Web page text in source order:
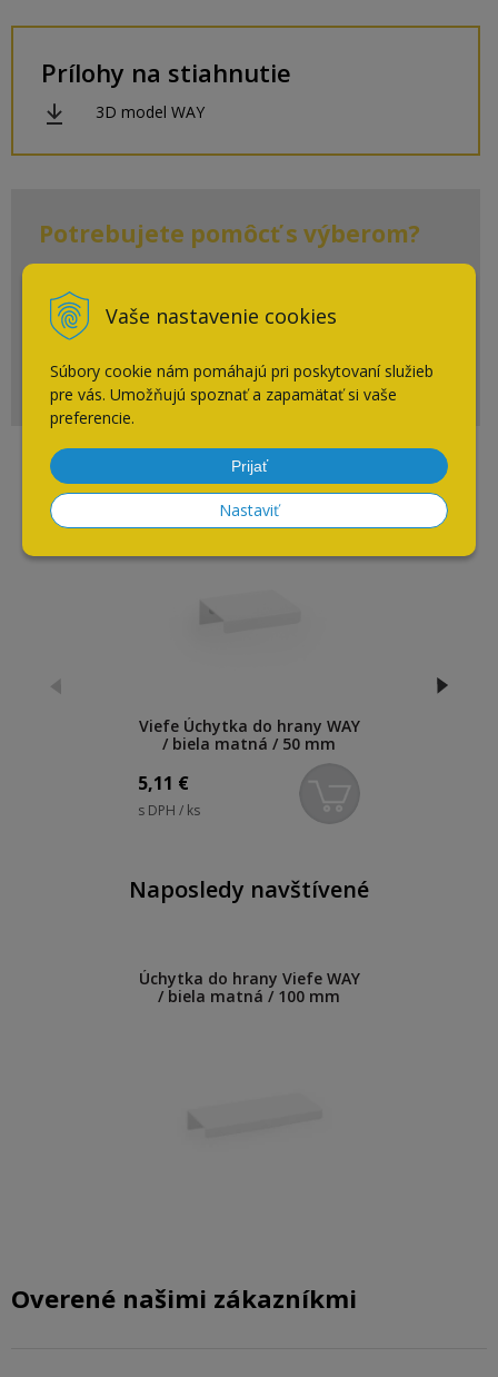
Vaše nastavenie cookies
Súbory cookie nám pomáhajú pri poskytovaní služieb
pre vás. Umožňujú spoznať a zapamätať si vaše
preferencie.
Prijať
Nastaviť
Prílohy na stiahnutie
3D model WAY
Potrebujete pomôcť s výberom?
Po-Pia: 7:30 - 16:00
eshop@cpsi.sk
Napíšte nám kedykoľvek
Súvisiace produkty
Viefe Úchytka do hrany WAY
/ biela matná / 50 mm
5,11 €
s DPH / ks
Naposledy navštívené
Úchytka do hrany Viefe WAY
/ biela matná / 100 mm
Overené našimi zákazníkmi